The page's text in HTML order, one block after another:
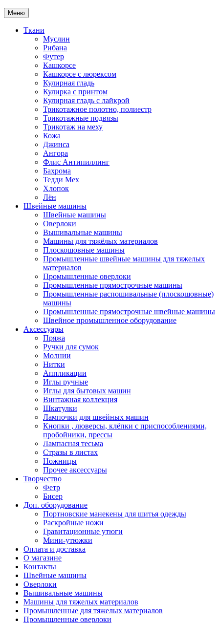
Меню
Ткани
Муслин
Рибана
Футер
Кашкорсе
Кашкорсе с люрексом
Кулирная гладь
Кулирка с принтом
Кулирная гладь с лайкрой
Трикотажное полотно, полиестр
Трикотажные подвязы
Трикотаж на меху
Кожа
Джинса
Ангора
Флис Антипиллинг
Бахрома
Тедди Мех
Хлопок
Лён
Швейные машины
Швейные машины
Оверлоки
Вышивальные машины
Машины для тяжёлых материалов
Плоскошовные машины
Промышленные швейные машины для тяжелых
материалов
Промышленные оверлоки
Промышленные прямострочные машины
Промышленные распошивальные (плоскошовные)
машины
Промышленные прямострочные швейные машины
Швейное промышленное оборудование
Аксессуары
Пряжа
Ручки для сумок
Молнии
Нитки
Аппликации
Иглы ручные
Иглы для бытовых машин
Винтажная коллекция
Шкатулки
Лампочки для швейных машин
Кнопки , люверсы, клёпки с приспособлениями,
пробойники, прессы
Лампасная тесьма
Стразы в листах
Ножницы
Прочее аксессуары
Творчество
Фетр
Бисер
Доп. оборудование
Портновские манекены для шитья одежды
Раскройные ножи
Гравитационные утюги
Мини-утюжки
Оплата и доставка
О магазине
Контакты
Швейные машины
Оверлоки
Вышивальные машины
Машины для тяжелых материалов
Промышленные для тяжелых материалов
Промышленные оверлоки